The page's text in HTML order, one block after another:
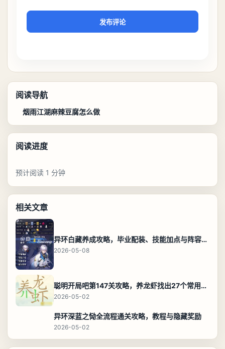
发布评论
阅读导航
烟雨江湖麻辣豆腐怎么做
阅读进度
预计阅读 1 分钟
相关文章
异环白藏养成攻略，毕业配装、技能加点与阵容搭配保姆级解析
2026-05-08
聪明开局吧第147关攻略，养龙虾找出27个常用字通关答案
2026-05-02
异环深蓝之恸全流程通关攻略，教程与隐藏奖励
2026-05-02